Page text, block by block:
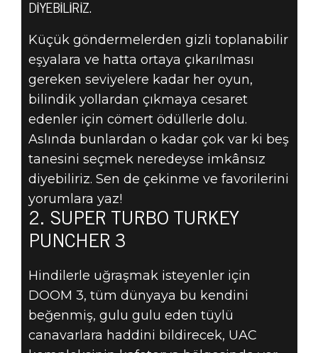
21 Mayıs 2019
DOOM'UN
BAŞLICA 5
SIRRI - 2.
SUPER TURBO
TURKEY
PUNCHER 3
DIYEBILIRIZ.
Küçük göndermelerden gizli toplanabilir
eşyalara ve hatta ortaya çıkarılması
gereken seviyelere kadar her oyun,
bilindik yollardan çıkmaya cesaret
edenler için cömert ödüllerle dolu.
Aslında bunlardan o kadar çok var ki beş
tanesini seçmek neredeyse imkânsız
diyebiliriz. Sen de çekinme ve favorilerini
yorumlara yaz!
2. SUPER TURBO TURKEY
PUNCHER 3
Hindilerle uğraşmak isteyenler için
DOOM 3, tüm dünyaya bu kendini
beğenmiş, gulu gulu eden tüylü
canavarlara haddini bildirecek, UAC